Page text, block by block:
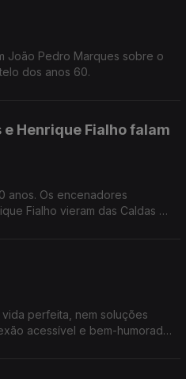
João Pedro Marques sobre o
dos anos 60.
Henrique Fialho falam
anos. Os encenadores
Fialho vieram das Caldas da
perfeita, nem soluções
acessível e bem-humorada